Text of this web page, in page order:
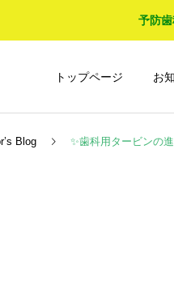
予防
トップページ お
Blog ✨歯科用タービンの